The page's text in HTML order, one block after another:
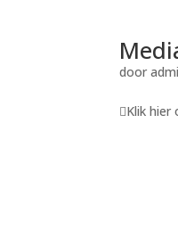
door
Klik hier